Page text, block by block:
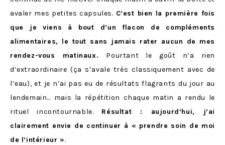
avaler mes petites capsules. C’est bien la première fois
que je viens à bout d’un flacon de compléments
alimentaires, le tout sans jamais rater aucun de mes
rendez-vous matinaux. Pourtant le goût n’a rien
d’extraordinaire (ça s’avale très classiquement avec de
l’eau), et je n’ai pas eu de résultats flagrants du jour au
lendemain… mais la répétition chaque matin a rendu le
rituel incontournable. Résultat : aujourd’hui, j’ai
clairement envie de continuer à « prendre soin de moi
de l’intérieur ».